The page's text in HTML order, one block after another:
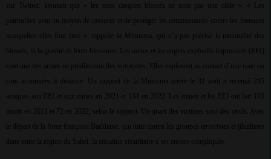
sur Twitter, ajoutant que « les trois casques blessés ne sont pas une cible ». « Les
patrouilles sont un moyen de rassurer et de protéger les communautés contre les menaces
auxquelles elles font face », rappelle la Minusma, qui n’a pas précisé la nationalité des
blessés, ni la gravité de leurs blessures. Les mines et les engins explosifs improvisés (EEI)
sont une des armes de prédilection des terroristes. Elles explosent au contact d’une roue ou
sont actionnées à distance. Un rapport de la Minusma arrêté le 31 août a recensé 245
attaques aux EEI et aux mines en 2021 et 134 en 2022. Les mines et les EEI ont fait 103
morts en 2021 et 72 en 2022, selon le rapport. Un quart des victimes sont des civils. Avec
le départ de la force française Barkhane, qui lutte contre les groupes terroristes et jihadistes
dans toute la région du Sahel, la situation sécuritaire s’est encore compliquée.